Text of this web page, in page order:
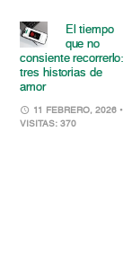
El tiempo
que no
consiente recorrerlo:
tres historias de
amor
11 FEBRERO, 2026 •
VISITAS: 370